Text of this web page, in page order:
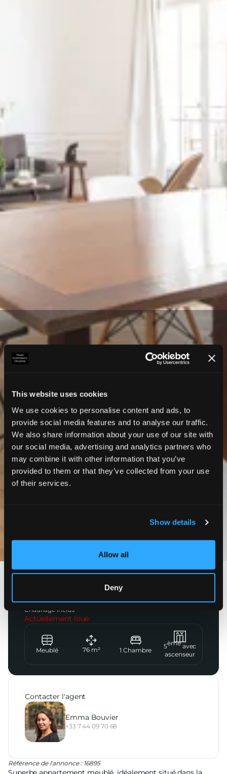
This website uses cookies
We use cookies to personalise content and ads, to
provide social media features and to analyse our traffic.
We also share information about your use of our site with
our social media, advertising and analytics partners who
may combine it with other information that you’ve
provided to them or that they’ve collected from your use
of their services.
Show details
Allow all
Deny
Référence de l'annonce : 16895
2 800€CC
Chauffage inclus
Actuellement loué
Meublé 76m² 1 Chambre
5ème avec
ascenseur
Contacter l'agent
Emma Bouvier
+33 7 44 09 70 68